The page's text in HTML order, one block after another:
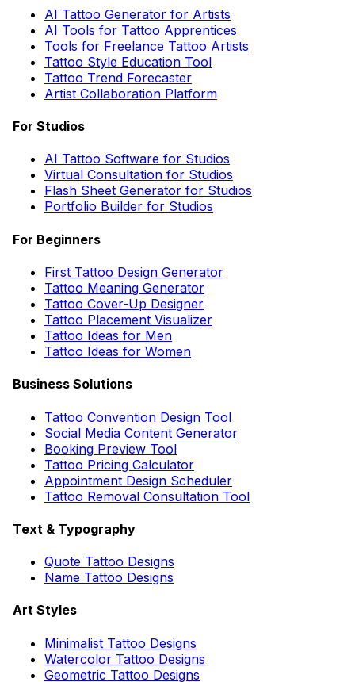
AI Tattoo Generator for Artists
AI Tools for Tattoo Apprentices
Tools for Freelance Tattoo Artists
Tattoo Style Education Tool
Tattoo Trend Forecaster
Artist Collaboration Platform
For Studios
AI Tattoo Software for Studios
Virtual Consultation for Studios
Flash Sheet Generator for Studios
Portfolio Builder for Studios
For Beginners
First Tattoo Design Generator
Tattoo Meaning Generator
Tattoo Cover-Up Designer
Tattoo Placement Visualizer
Tattoo Ideas for Men
Tattoo Ideas for Women
Business Solutions
Tattoo Convention Design Tool
Social Media Content Generator
Booking Preview Tool
Tattoo Pricing Calculator
Appointment Design Scheduler
Tattoo Removal Consultation Tool
Text & Typography
Quote Tattoo Designs
Name Tattoo Designs
Art Styles
Minimalist Tattoo Designs
Watercolor Tattoo Designs
Geometric Tattoo Designs